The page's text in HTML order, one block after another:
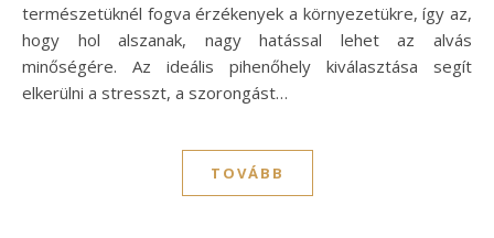
természetüknél fogva érzékenyek a környezetükre, így az,
hogy hol alszanak, nagy hatással lehet az alvás
minőségére. Az ideális pihenőhely kiválasztása segít
elkerülni a stresszt, a szorongást…
TOVÁBB